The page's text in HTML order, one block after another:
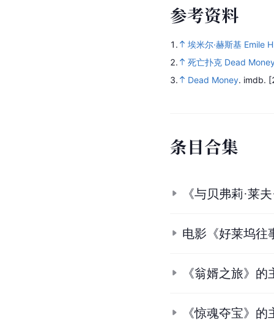
参考资料
1.
埃米尔·赫斯基 Emile
2.
死亡扑克 Dead
3.
Dead Money. imdb.
条目合集
《与贝弗莉·莱
电影《好莱坞往
《翁婿之旅》的
《惊魂夺宝》的